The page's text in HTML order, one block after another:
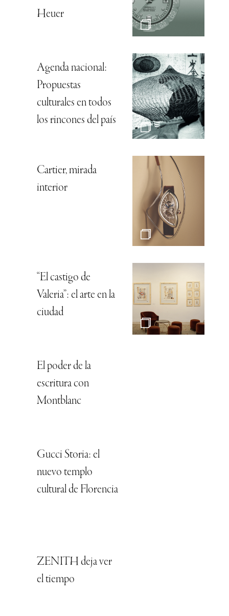
Heuer
Agenda nacional:
Propuestas
culturales en todos
los rincones del país
Cartier, mirada
interior
“El castigo de
Valeria”: el arte en la
ciudad
El poder de la
escritura con
Montblanc
Gucci Storia: el
nuevo templo
cultural de Florencia
ZENITH deja ver
el tiempo